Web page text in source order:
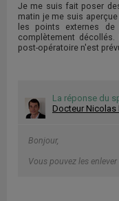
Je me suis fait poser
matin je me suis
les points externes
complètement
post-opératoire n'est
La réponse du
Docteur Nicolas
Bonjour,
Vous pouvez les